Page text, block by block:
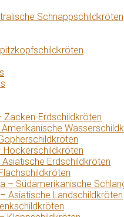
Schnappschildkröten
Zacken-Erdschildkröten
Höckerschildkröten
Erdschildkröten
– Südamerikanische
Asiatische Landschildkröten